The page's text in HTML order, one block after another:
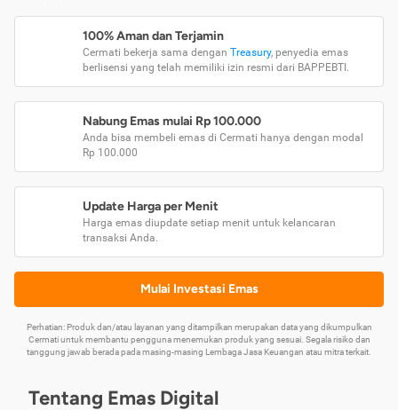
100% Aman dan Terjamin
Cermati bekerja sama dengan Treasury, penyedia emas
berlisensi yang telah memiliki izin resmi dari BAPPEBTI.
Nabung Emas mulai Rp 100.000
Anda bisa membeli emas di Cermati hanya dengan modal
Rp 100.000
Update Harga per Menit
Harga emas diupdate setiap menit untuk kelancaran
transaksi Anda.
Mulai Investasi Emas
Perhatian: Produk dan/atau layanan yang ditampilkan merupakan data yang dikumpulkan
Cermati untuk membantu pengguna menemukan produk yang sesuai. Segala risiko dan
tanggung jawab berada pada masing-masing Lembaga Jasa Keuangan atau mitra terkait.
Tentang Emas Digital